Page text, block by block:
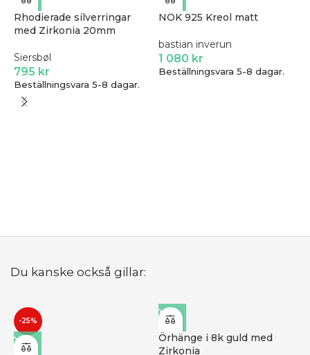
Rhodierade silverringar
med Zirkonia 20mm
Siersbøl
795 kr
Beställningsvara 5-8 dagar.
NOK 925 Kreol matt
bastian inverun
1 080 kr
Beställningsvara 5-8 dagar.
Du kanske också gillar:
-25%
Örhänge i 8k guld med
Zirkonia